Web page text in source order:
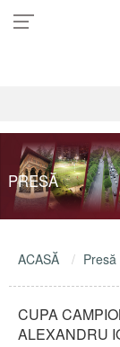
PRESĂ
ACASĂ Presă
CUPA
ALEXANDRU